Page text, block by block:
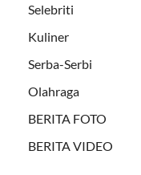
Selebriti
Kuliner
Serba-Serbi
Olahraga
BERITA FOTO
BERITA VIDEO